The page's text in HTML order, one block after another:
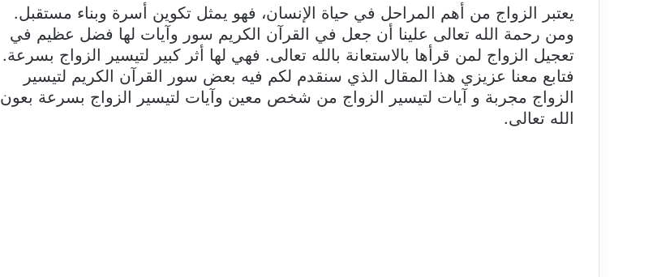
يعتبر الزواج من أهم المراحل في حياة الإنسان، فهو يمثل تكوين أسرة وبناء مستقبل.
ومن رحمة الله تعالى علينا أن جعل في القرآن الكريم سور وآيات لها فضل عظيم في
تعجيل الزواج لمن قرأها بالاستعانة بالله تعالى. فهي لها أثر كبير لتيسير الزواج بسرعة.
فتابع معنا عزيزي هذا المقال الذي سنقدم لكم فيه بعض سور القرآن الكريم لتيسير
الزواج مجربة و آيات لتيسير الزواج من شخص معين وآيات لتيسير الزواج بسرعة بعون
الله تعالى.